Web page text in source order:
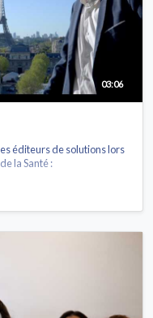
03:06
éditeurs de solutions lors
la Santé :